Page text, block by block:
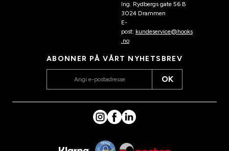
Ing. Rydbergs gate 56 B
3024 Drammen
E-
post: kundeservice@hooks
.no
ABONNER PÅ VÅRT NYHETSBREV
OK